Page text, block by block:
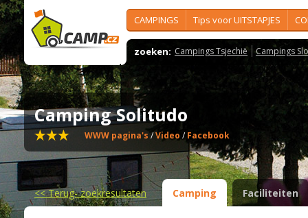
CAMPINGS Tips voor UITSTAPJES
zoeken: Campings Tsjechië Campings
Camping Solitudo
WWW pagina's /Video /Facebook
<<Terug- zoekresultaten Camping Faciliteiten